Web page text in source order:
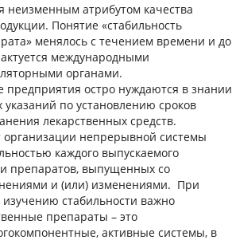
неизменным атрибутом качества
Понятие «стабильность
менялось с течением времени и до
международными
органами.
предприятия остро нуждаются в знании
по установлению сроков
лекарственных средств.
организации непрерывной системы
каждого выпускаемого
препаратов, выпущенных со
и (или) изменениями. При
стабильности важно
препараты – это
активные системы, в